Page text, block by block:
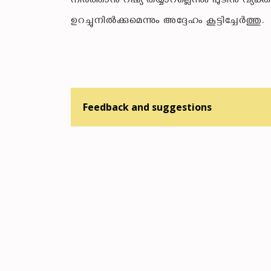
ഉറച്ചുനിൽക്കുമെന്നും അദ്ദേഹം കൂട്ടിച്ചേർത്തു.
Feedback and suggestions